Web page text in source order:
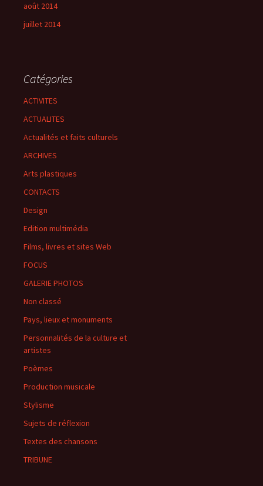
août 2014
juillet 2014
Catégories
ACTIVITES
ACTUALITES
Actualités et faits culturels
ARCHIVES
Arts plastiques
CONTACTS
Design
Edition multimédia
Films, livres et sites Web
FOCUS
GALERIE PHOTOS
Non classé
Pays, lieux et monuments
Personnalités de la culture et
artistes
Poèmes
Production musicale
Stylisme
Sujets de réflexion
Textes des chansons
TRIBUNE